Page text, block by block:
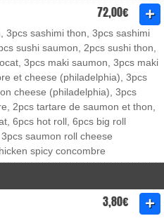
72,00€
3pcs sashimi thon, 3pcs sashimi
sushi saumon, 2pcs sushi thon,
3pcs maki saumon, 3pcs maki
et cheese (philadelphia), 3pcs
cheese (philadelphia), 3pcs
2pcs tartare de saumon et thon,
6pcs hot roll, 6pcs big roll
saumon roll cheese
spicy concombre
3,80€